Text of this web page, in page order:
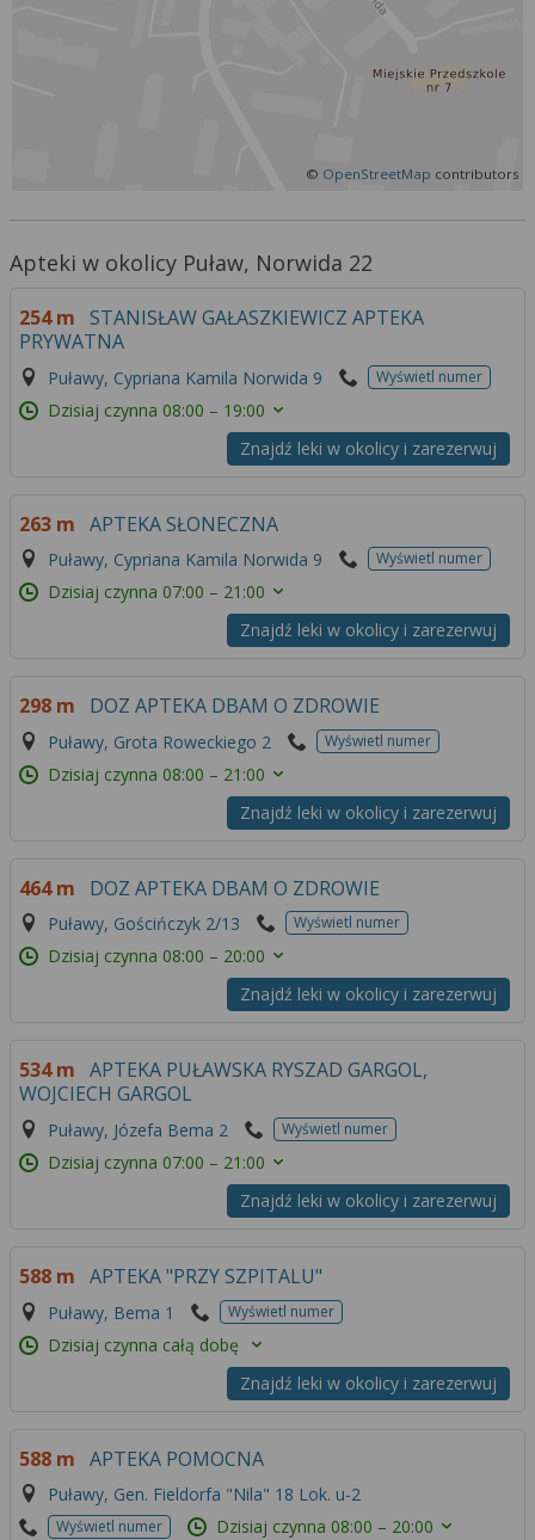
© OpenStreetMap contributors
Apteki w okolicy Puław, Norwida 22
254 m STANISŁAW GAŁASZKIEWICZ APTEKA
PRYWATNA
Puławy, Cypriana Kamila Norwida 9 Wyświetl numer
Dzisiaj czynna 08:00 – 19:00
Znajdź leki w okolicy i zarezerwuj
263 m APTEKA SŁONECZNA
Puławy, Cypriana Kamila Norwida 9 Wyświetl numer
Dzisiaj czynna 07:00 – 21:00
Znajdź leki w okolicy i zarezerwuj
298 m DOZ APTEKA DBAM O ZDROWIE
Puławy, Grota Roweckiego 2 Wyświetl numer
Dzisiaj czynna 08:00 – 21:00
Znajdź leki w okolicy i zarezerwuj
464 m DOZ APTEKA DBAM O ZDROWIE
Puławy, Gościńczyk 2/13 Wyświetl numer
Dzisiaj czynna 08:00 – 20:00
Znajdź leki w okolicy i zarezerwuj
534 m APTEKA PUŁAWSKA RYSZAD GARGOL,
WOJCIECH GARGOL
Puławy, Józefa Bema 2 Wyświetl numer
Dzisiaj czynna 07:00 – 21:00
Znajdź leki w okolicy i zarezerwuj
588 m APTEKA "PRZY SZPITALU"
Puławy, Bema 1 Wyświetl numer
Dzisiaj czynna całą dobę
Znajdź leki w okolicy i zarezerwuj
588 m APTEKA POMOCNA
Puławy, Gen. Fieldorfa "Nila" 18 Lok. u-2
Wyświetl numer Dzisiaj czynna 08:00 – 20:00
Więcej informacji na temat wykorzystywania